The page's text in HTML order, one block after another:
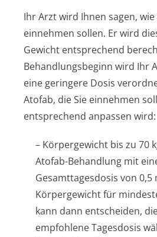
Ihr Arzt wird Ihnen sagen,
einnehmen sollen. Er wird
Gewicht entsprechend
Behandlungsbeginn wird Ihr
eine geringere Dosis
Atofab, die Sie einnehmen
entsprechend anpassen wird:
– Körpergewicht bis zu 70
Atofab-Behandlung mit
Gesamttagesdosis von 0,5
Körpergewicht für
kann dann entscheiden,
empfohlene Tagesdosis